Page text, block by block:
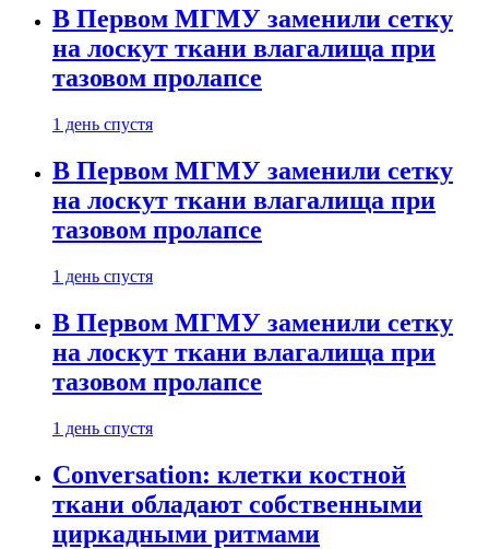
В Первом МГМУ заменили сетку
на лоскут ткани влагалища при
тазовом пролапсе
1 день спустя
В Первом МГМУ заменили сетку
на лоскут ткани влагалища при
тазовом пролапсе
1 день спустя
В Первом МГМУ заменили сетку
на лоскут ткани влагалища при
тазовом пролапсе
1 день спустя
Conversation: клетки костной
ткани обладают собственными
циркадными ритмами